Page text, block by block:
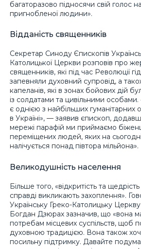
багаторазово підносячи свій голос
пригнобленої людини».
Відданість священників
Секретар Синоду Єпископів
Католицької Церкви розповів про
священників, які під час Революції
запевняли духовний супровід, а
капеланів, які в зонах бойових дій
із солдатами та цивільними
є однією з найбільших гуманітарних
в Україні», — заявив єпископ,
мережі парафій ми приймаємо
переміщених людей, яких на
налічується понад півтора мільйона».
Великодушність населення
Більше того, «відкритість та
справді викликають захоплення».
Українську Греко-Католицьку Церкву
Богдан Дзюрах зазначив, що «вона
потребам місцевих суспільств, щоб
духовною традицією. Вона також
посильну підтримку. Давайте